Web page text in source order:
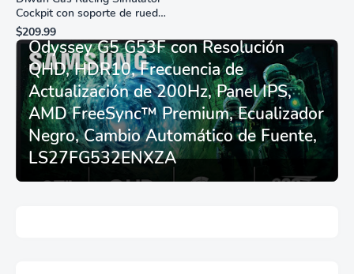
Cockpit con soporte de rueda
de carreras plegable y
asiento - Logitech
G29/920/923/27/25,
Thrustmaster
T248/X/T300RS/T150/458/TX
$209.99
Monitor Gamer SAMSUNG 27”
Odyssey G5 G53F con Resolución
QHD, HDR10, Frecuencia de
Actualización de 200Hz, Panel IPS,
AMD FreeSync™ Premium, Ecualizador
Negro, Cambio Automático de Fuente,
LS27FG532ENXZA